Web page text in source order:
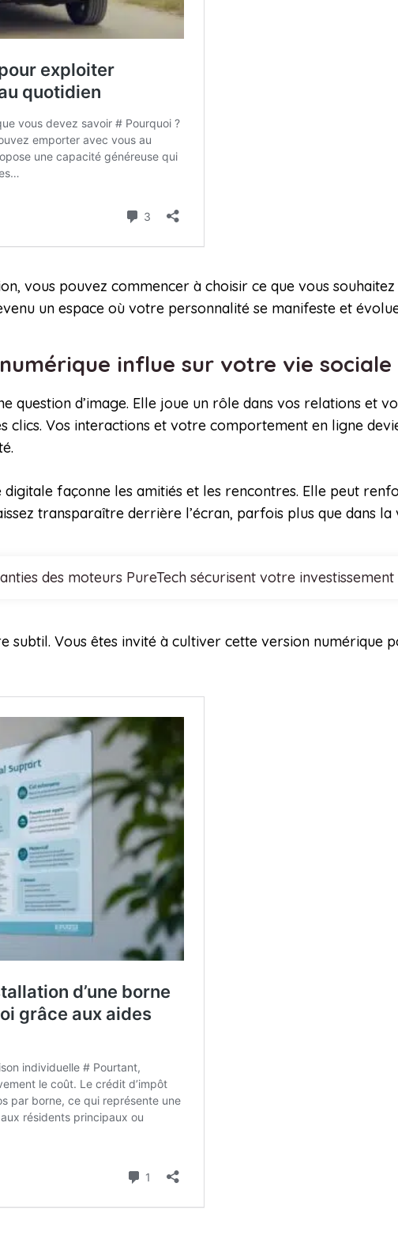
vous pouvez commencer à choisir ce que vous
un espace où votre personnalité se manifeste et
influe sur votre vie
question d’image. Elle joue un rôle dans vos relations et
clics. Vos interactions et votre comportement en ligne
façonne les amitiés et les rencontres. Elle peut
transparaître derrière l’écran, parfois plus que dans la
des moteurs PureTech sécurisent votre
subtil. Vous êtes invité à cultiver cette version numérique